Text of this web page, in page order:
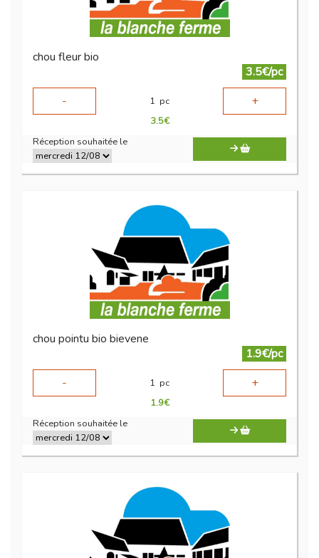
chou fleur bio
3.5€/pc
-
1 pc +
3.5€
Réception souhaitée le
chou pointu bio bievene
1.9€/pc
-
1 pc +
1.9€
Réception souhaitée le